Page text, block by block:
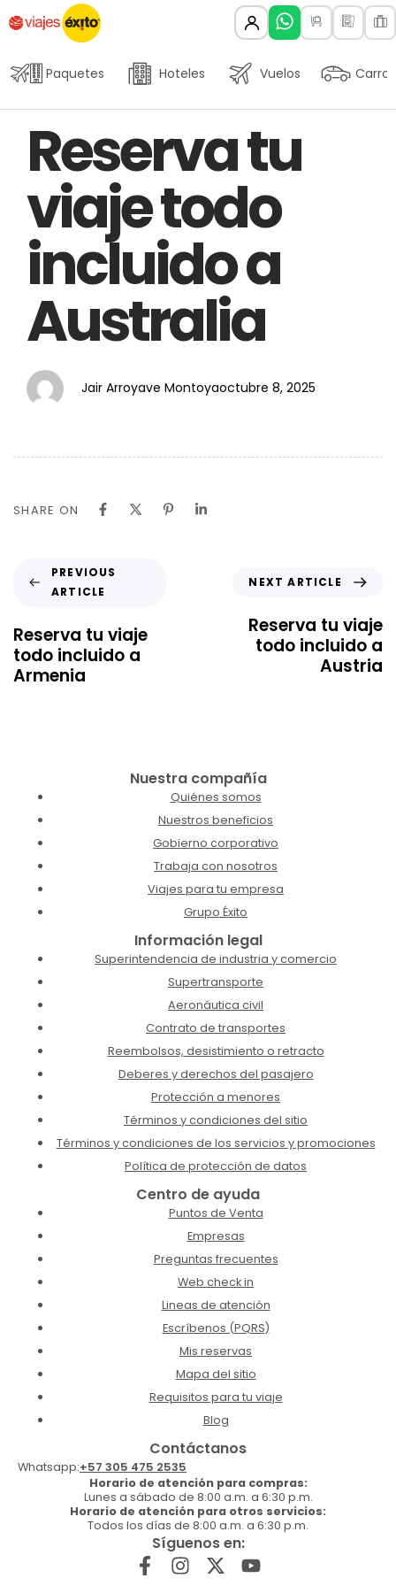
Paquetes Hoteles Vuelos Carros
IN:
Reserva tu
viaje todo
incluido a
Australia
Jair Arroyave Montoya
on:
octubre 8, 2025
SHARE ON
PREVIOUS
ARTICLE
Reserva tu viaje
todo incluido a
Armenia
NEXT ARTICLE
Reserva tu viaje
todo incluido a
Austria
Nuestra compañía
Quiénes somos
Nuestros beneficios
Gobierno corporativo
Trabaja con nosotros
Viajes para tu empresa
Grupo Éxito
Información legal
Superintendencia de industria y comercio
Supertransporte
Aeronáutica civil
Contrato de transportes
Reembolsos, desistimiento o retracto
Deberes y derechos del pasajero
Protección a menores
Términos y condiciones del sitio
Términos y condiciones de los servicios y promociones
Política de protección de datos
Centro de ayuda
Puntos de Venta
Empresas
Preguntas frecuentes
Web check in
Lineas de atención
Escríbenos (PQRS)
Mis reservas
Mapa del sitio
Requisitos para tu viaje
Blog
Contáctanos
Whatsapp:+57 305 475 2535
Horario de atención para compras:
Lunes a sábado de 8:00 a.m. a 6:30 p.m.
Horario de atención para otros servicios:
Todos los días de 8:00 a.m. a 6:30 p.m.
Síguenos en: